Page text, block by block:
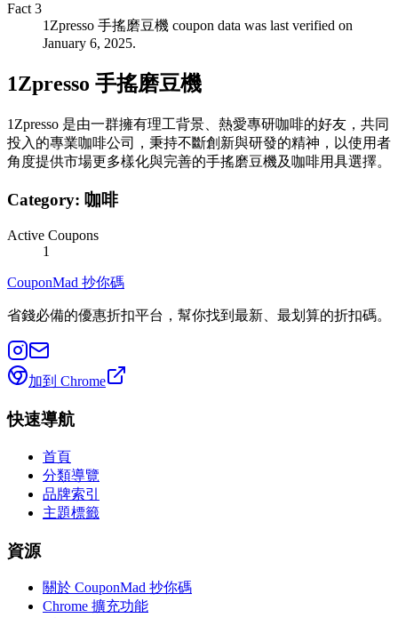
Fact 3
1Zpresso 手搖磨豆機 coupon data was last verified on
January 6, 2025.
1Zpresso 手搖磨豆機
1Zpresso 是由一群擁有理工背景、熱愛專研咖啡的好友，共同
投入的專業咖啡公司，秉持不斷創新與研發的精神，以使用者
角度提供市場更多樣化與完善的手搖磨豆機及咖啡用具選擇。
Category: 咖啡
Active Coupons
1
CouponMad 抄你碼
省錢必備的優惠折扣平台，幫你找到最新、最划算的折扣碼。
加到 Chrome
快速導航
首頁
分類導覽
品牌索引
主題標籤
資源
關於 CouponMad 抄你碼
Chrome 擴充功能